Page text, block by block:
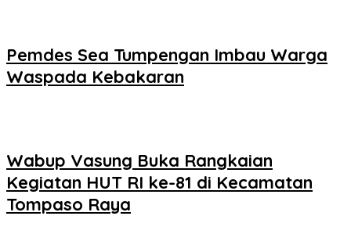
Pemdes Sea Tumpengan Imbau Warga
Waspada Kebakaran
Wabup Vasung Buka Rangkaian
Kegiatan HUT RI ke-81 di Kecamatan
Tompaso Raya